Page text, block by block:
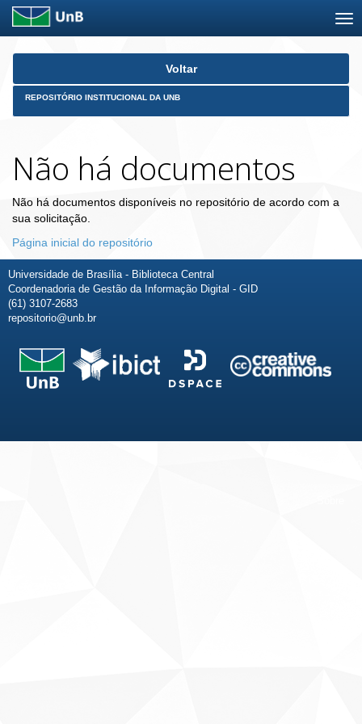
Skip
Voltar
REPOSITÓRIO INSTITUCIONAL DA UNB
Não há documentos
Não há documentos disponíveis no repositório de acordo com a
sua solicitação.
Página inicial do repositório
Universidade de Brasília - Biblioteca Central
Coordenadoria de Gestão da Informação Digital - GID
(61) 3107-2683
repositorio@unb.br